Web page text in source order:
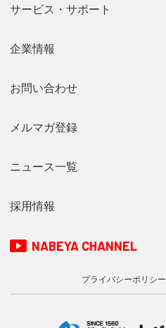
サービス・サポート
企業情報
お問い合わせ
メルマガ登録
ニュース一覧
採用情報
NABEYA CHANNEL
プライバシーポリシー